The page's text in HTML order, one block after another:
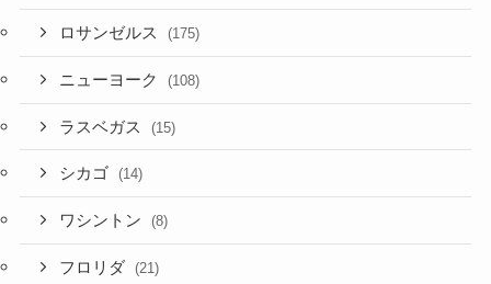
ロサンゼルス (175)
ニューヨーク (108)
ラスベガス (15)
シカゴ (14)
ワシントン (8)
フロリダ (21)